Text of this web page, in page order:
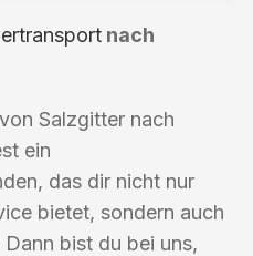
nach
Salzgitter nach
ein
das dir nicht nur
bietet, sondern auch
bist du bei uns,